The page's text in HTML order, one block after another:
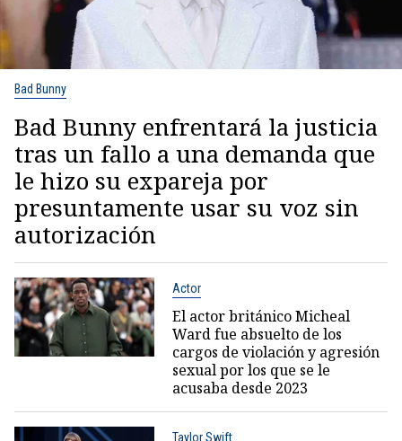
Bad Bunny
Bad Bunny enfrentará la justicia
tras un fallo a una demanda que
le hizo su expareja por
presuntamente usar su voz sin
autorización
Actor
El actor británico Micheal
Ward fue absuelto de los
cargos de violación y agresión
sexual por los que se le
acusaba desde 2023
Taylor Swift